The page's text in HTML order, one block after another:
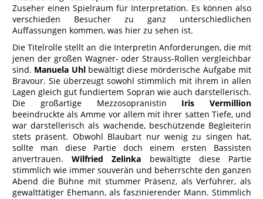
Zuseher einen Spielraum für Interpretation. Es können also
verschieden Besucher zu ganz unterschiedlichen
Auffassungen kommen, was hier zu sehen ist.
Die Titelrolle stellt an die Interpretin Anforderungen, die mit
jenen der großen Wagner- oder Strauss-Rollen vergleichbar
sind. Manuela Uhlbewältigt diese mörderische Aufgabe mit
Bravour. Sie überzeugt sowohl stimmlich mit ihrem in allen
Lagen gleich gut fundiertem Sopran wie auch darstellerisch.
Die großartige Mezzosopranistin Iris Vermillion
beeindruckte als Amme vor allem mit ihrer satten Tiefe, und
war darstellerisch als wachende, beschützende Begleiterin
stets präsent. Obwohl Blaubart nur wenig zu singen hat,
sollte man diese Partie doch einem ersten Bassisten
anvertrauen.Wilfried Zelinka bewältigte diese Partie
stimmlich wie immer souverän und beherrschte den ganzen
Abend die Bühne mit stummer Präsenz, als Verführer, als
gewalttätiger Ehemann, als faszinierender Mann. Stimmlich